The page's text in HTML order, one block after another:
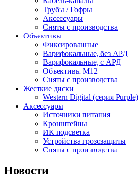
Трубы / Гофры
Аксессуары
Сняты с производства
Объективы
Фиксированные
Варифокальные, без АРД
Варифокальные, с АРД
Объективы M12
Сняты с производства
Жесткие диски
Western Digital (серия Purple)
Аксессуары
Источники питания
Кронштейны
ИК подсветка
Устройства грозозащиты
Сняты с производства
Новости